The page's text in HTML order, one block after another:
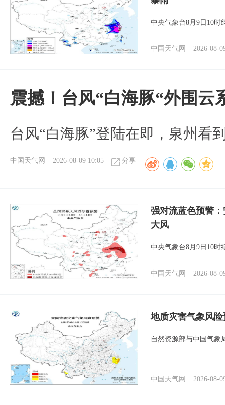
中央气象台8月9日10时
中国天气网 2026-08-
震撼！台风“白海豚“外围云
台风“白海豚”登陆在即，泉州看
中国天气网 2026-08-09 10:05 分享
强对流蓝色预警
大风
中央气象台8月9日10时
中国天气网 2026-08-
地质灾害气象风
自然资源部与中国气象
中国天气网 2026-08-